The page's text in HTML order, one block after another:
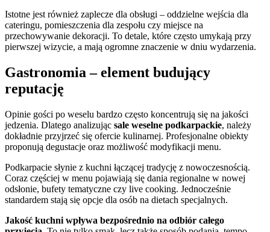
Istotne jest również zaplecze dla obsługi – oddzielne wejścia dla
cateringu, pomieszczenia dla zespołu czy miejsce na
przechowywanie dekoracji. To detale, które często umykają przy
pierwszej wizycie, a mają ogromne znaczenie w dniu wydarzenia.
Gastronomia – element budujący
reputację
Opinie gości po weselu bardzo często koncentrują się na jakości
jedzenia. Dlatego analizując sale weselne podkarpackie, należy
dokładnie przyjrzeć się ofercie kulinarnej. Profesjonalne obiekty
proponują degustacje oraz możliwość modyfikacji menu.
Podkarpacie słynie z kuchni łączącej tradycję z nowoczesnością.
Coraz częściej w menu pojawiają się dania regionalne w nowej
odsłonie, bufety tematyczne czy live cooking. Jednocześnie
standardem stają się opcje dla osób na dietach specjalnych.
Jakość kuchni wpływa bezpośrednio na odbiór całego